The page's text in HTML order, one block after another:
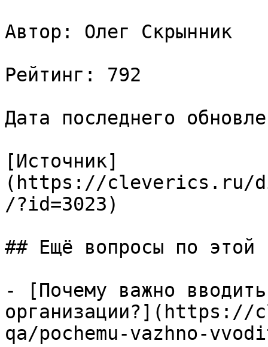
Автор: Олег Скрынник
Рейтинг: 792
Дата последнего
[Источник]
(https://cleverics.ru/
/?id=3023)
## Ещё вопросы по этой
- [Почему важно
qa/pochemu-vazhno-